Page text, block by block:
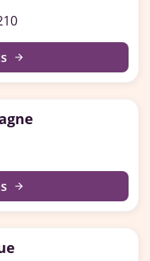
arrow_forward
arrow_forward